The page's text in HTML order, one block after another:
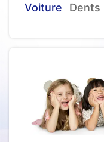
Voiture Dents